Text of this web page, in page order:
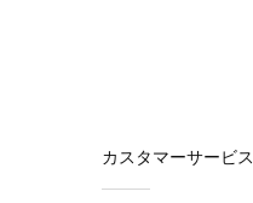
カスタマーサービス